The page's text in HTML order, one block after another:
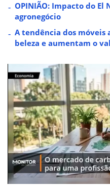
OPINIÃO: Impacto do El
agronegócio
A tendência dos móveis
beleza e aumentam o